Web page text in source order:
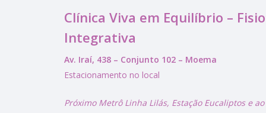
Clínica Viva em Equilíbrio –
Integrativa
Av. Iraí, 438 – Conjunto 102 – Moema
Estacionamento no local
Próximo Metrô Linha Lilás, Estação Eucaliptos e